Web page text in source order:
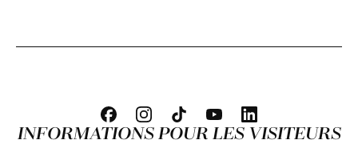
INFORMATIONS POUR LES VISITEURS